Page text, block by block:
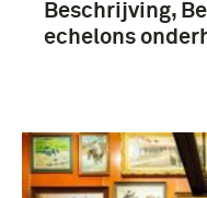
Beschrijving,
echelons